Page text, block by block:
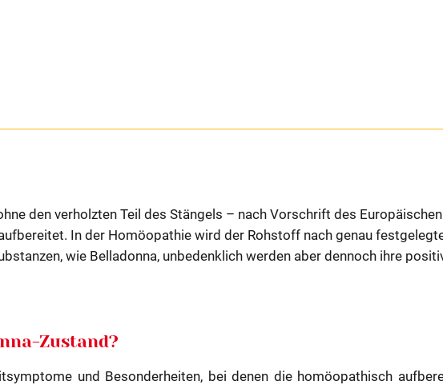
den verholzten Teil des Stängels – nach Vorschrift des
In der Homöopathie wird der Rohstoff nach genau
wie Belladonna, unbedenklich werden aber dennoch ihre
Zustand?
und Besonderheiten, bei denen die homöopathisch